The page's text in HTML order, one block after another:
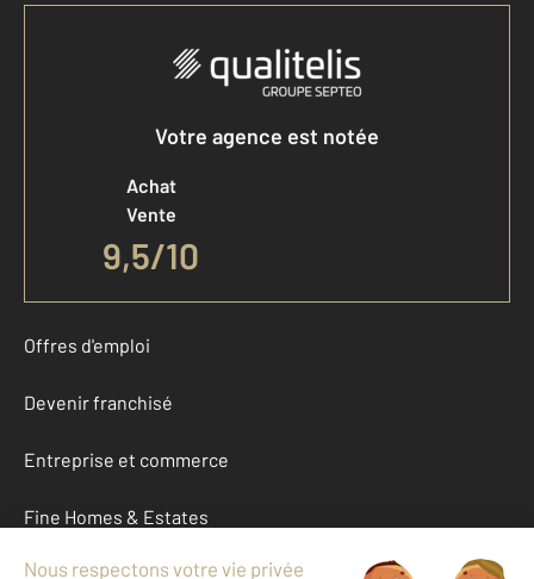
Votre agence est notée
Achat
Vente
9,5/10
Offres d'emploi
Devenir franchisé
Entreprise et commerce
Fine Homes & Estates
À propos